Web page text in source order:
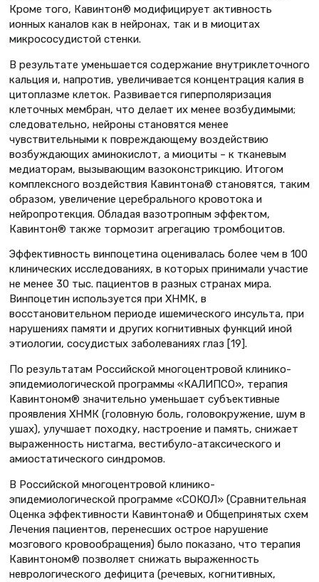
Кроме того, Кавинтон® модифицирует активность
ионных каналов как в нейронах, так и в миоцитах
микрососудистой стенки.
В результате уменьшается содержание внутриклеточного
кальция и, напротив, увеличивается концентрация калия в
цитоплазме клеток. Развивается гиперполяризация
клеточных мембран, что делает их менее возбудимыми;
следовательно, нейроны становятся менее
чувствительными к повреждающему воздействию
возбуждающих аминокислот, а миоциты – к тканевым
медиаторам, вызывающим вазоконстрикцию. Итогом
комплексного воздействия Кавинтона® становятся, таким
образом, увеличение церебрального кровотока и
нейропротекция. Обладая вазотропным эффектом,
Кавинтон® также тормозит агрегацию тромбоцитов.
Эффективность винпоцетина оценивалась более чем в 100
клинических исследованиях, в которых принимали участие
не менее 30 тыс. пациентов в разных странах мира.
Винпоцетин используется при ХНМК, в
восстановительном периоде ишемического инсульта, при
нарушениях памяти и других когнитивных функций иной
этиологии, сосудистых заболеваниях глаз [19].
По результатам Российской многоцентровой клинико-
эпидемиологической программы «КАЛИПСО», терапия
Кавинтоном® значительно уменьшает субъективные
проявления ХНМК (головную боль, головокружение, шум в
ушах), улучшает походку, настроение и память, снижает
выраженность нистагма, вестибуло-атаксического и
амиостатического синдромов.
В Российской многоцентровой клинико-
эпидемиологической программе «СОКОЛ» (Сравнительная
Оценка эффективности Кавинтона® и Общепринятых схем
Лечения пациентов, перенесших острое нарушение
мозгового кровообращения) было показано, что терапия
Кавинтоном® позволяет снижать выраженность
неврологического дефицита (речевых, когнитивных,